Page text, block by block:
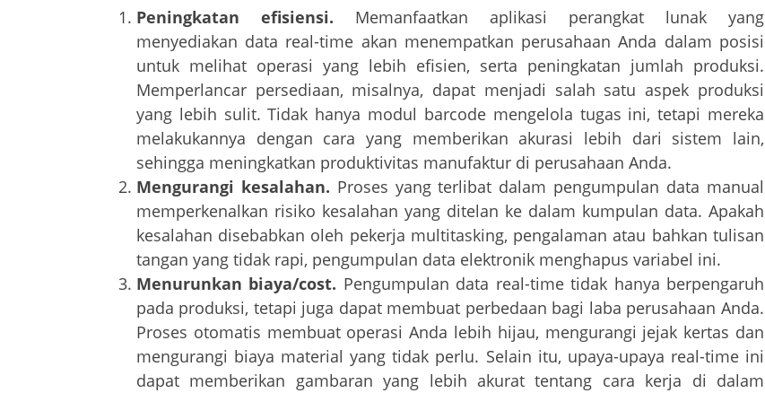
Peningkatan efisiensi. Memanfaatkan aplikasi perangkat lunak yang
menyediakan data real-time akan menempatkan perusahaan Anda dalam posisi
untuk melihat operasi yang lebih efisien, serta peningkatan jumlah produksi.
Memperlancar persediaan, misalnya, dapat menjadi salah satu aspek produksi
yang lebih sulit. Tidak hanya modul barcode mengelola tugas ini, tetapi mereka
melakukannya dengan cara yang memberikan akurasi lebih dari sistem lain,
sehingga meningkatkan produktivitas manufaktur di perusahaan Anda.
Mengurangi kesalahan. Proses yang terlibat dalam pengumpulan data manual
memperkenalkan risiko kesalahan yang ditelan ke dalam kumpulan data. Apakah
kesalahan disebabkan oleh pekerja multitasking, pengalaman atau bahkan tulisan
tangan yang tidak rapi, pengumpulan data elektronik menghapus variabel ini.
Menurunkan biaya/cost. Pengumpulan data real-time tidak hanya berpengaruh
pada produksi, tetapi juga dapat membuat perbedaan bagi laba perusahaan Anda.
Proses otomatis membuat operasi Anda lebih hijau, mengurangi jejak kertas dan
mengurangi biaya material yang tidak perlu. Selain itu, upaya-upaya real-time ini
dapat memberikan gambaran yang lebih akurat tentang cara kerja di dalam